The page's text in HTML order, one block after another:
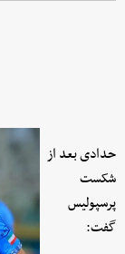
حدادی بعد از
شکست
پرسپولیس
گفت: